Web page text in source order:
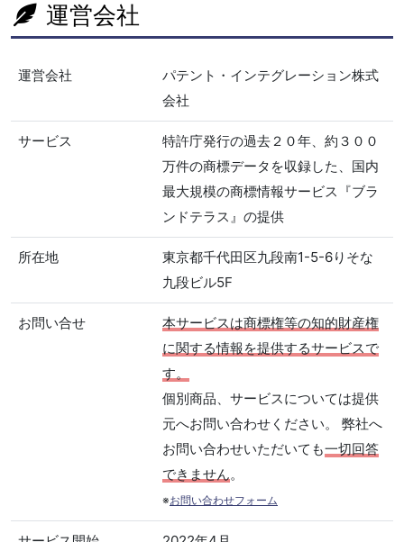
運営会社
運営会社
パテント・インテグレーション株式
会社
サービス
特許庁発行の過去２０年、約３００
万件の商標データを収録した、国内
最大規模の商標情報サービス『ブラ
ンドテラス』の提供
所在地
東京都千代田区九段南1-5-6りそな
九段ビル5F
お問い合せ
本サービスは商標権等の知的財産権
に関する情報を提供するサービスで
す。
個別商品、サービスについては提供
元へお問い合わせください。 弊社へ
お問い合わせいただいても一切回答
できません。
※お問い合わせフォーム